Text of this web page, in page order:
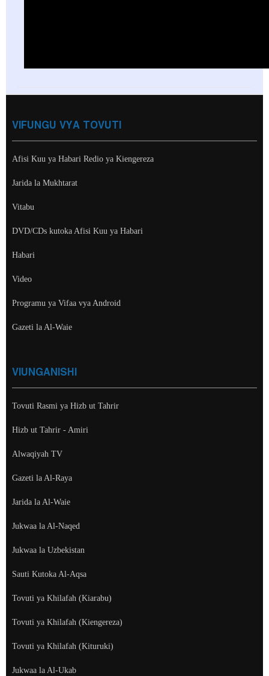
VIFUNGU VYA TOVUTI
Afisi Kuu ya Habari Redio ya Kiengereza
Jarida la Mukhtarat
Vitabu
DVD/CDs kutoka Afisi Kuu ya Habari
Habari
Video
Programu ya Vifaa vya Android
Gazeti la Al-Waie
VIUNGANISHI
Tovuti Rasmi ya Hizb ut Tahrir
Hizb ut Tahrir - Amiri
Alwaqiyah TV
Gazeti la Al-Raya
Jarida la Al-Waie
Jukwaa la Al-Naqed
Jukwaa la Uzbekistan
Sauti Kutoka Al-Aqsa
Tovuti ya Khilafah (Kiarabu)
Tovuti ya Khilafah (Kiengereza)
Tovuti ya Khilafah (Kituruki)
Jukwaa la Al-Ukab